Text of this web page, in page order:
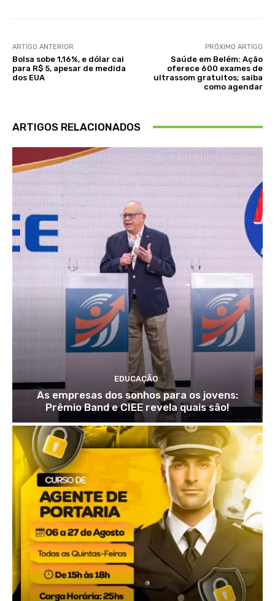
ARTIGO ANTERIOR
Bolsa sobe 1,16%, e dólar cai
para R$ 5, apesar de medida
dos EUA
PRÓXIMO ARTIGO
Saúde em Belém: Ação
oferece 600 exames de
ultrassom gratuitos; saiba
como agendar
ARTIGOS RELACIONADOS
EDUCAÇÃO
As empresas dos sonhos para os jovens:
Prêmio Band e CIEE revela quais são!